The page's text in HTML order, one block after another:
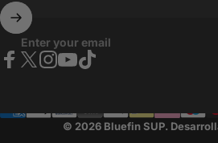
Enter your email
© 2026 Bluefin SUP.